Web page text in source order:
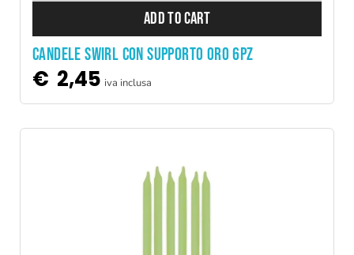
ADD TO CART
CANDELE SWIRL CON SUPPORTO ORO 6PZ
€ 2,45 iva inclusa